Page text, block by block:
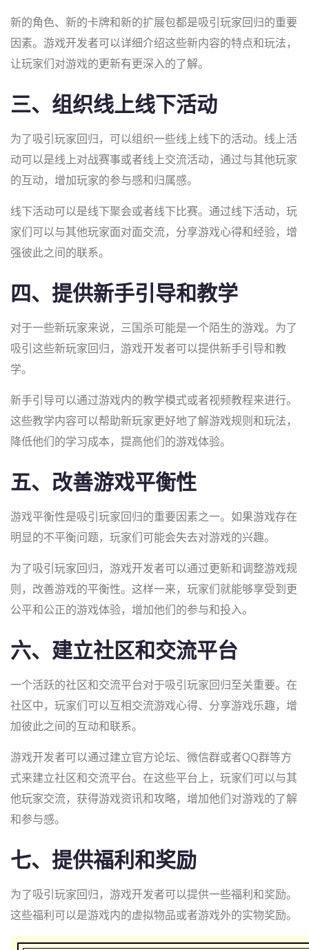
新的角色、新的卡牌和新的扩展包都是吸引玩家回归的重要
因素。游戏开发者可以详细介绍这些新内容的特点和玩法，
让玩家们对游戏的更新有更深入的了解。
三、组织线上线下活动
为了吸引玩家回归，可以组织一些线上线下的活动。线上活
动可以是线上对战赛事或者线上交流活动，通过与其他玩家
的互动，增加玩家的参与感和归属感。
线下活动可以是线下聚会或者线下比赛。通过线下活动，玩
家们可以与其他玩家面对面交流，分享游戏心得和经验，增
强彼此之间的联系。
四、提供新手引导和教学
对于一些新玩家来说，三国杀可能是一个陌生的游戏。为了
吸引这些新玩家回归，游戏开发者可以提供新手引导和教
学。
新手引导可以通过游戏内的教学模式或者视频教程来进行。
这些教学内容可以帮助新玩家更好地了解游戏规则和玩法，
降低他们的学习成本，提高他们的游戏体验。
五、改善游戏平衡性
游戏平衡性是吸引玩家回归的重要因素之一。如果游戏存在
明显的不平衡问题，玩家们可能会失去对游戏的兴趣。
为了吸引玩家回归，游戏开发者可以通过更新和调整游戏规
则，改善游戏的平衡性。这样一来，玩家们就能够享受到更
公平和公正的游戏体验，增加他们的参与和投入。
六、建立社区和交流平台
一个活跃的社区和交流平台对于吸引玩家回归至关重要。在
社区中，玩家们可以互相交流游戏心得、分享游戏乐趣，增
加彼此之间的互动和联系。
游戏开发者可以通过建立官方论坛、微信群或者QQ群等方
式来建立社区和交流平台。在这些平台上，玩家们可以与其
他玩家交流，获得游戏资讯和攻略，增加他们对游戏的了解
和参与感。
七、提供福利和奖励
为了吸引玩家回归，游戏开发者可以提供一些福利和奖励。
这些福利可以是游戏内的虚拟物品或者游戏外的实物奖励。